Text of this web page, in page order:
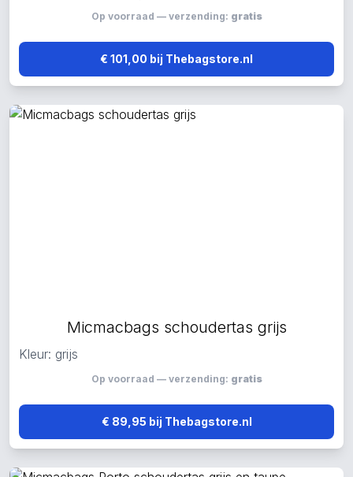
Op voorraad — verzending: gratis
€ 101,00 bij Thebagstore.nl
Micmacbags schoudertas grijs
Kleur: grijs
Op voorraad — verzending: gratis
€ 89,95 bij Thebagstore.nl